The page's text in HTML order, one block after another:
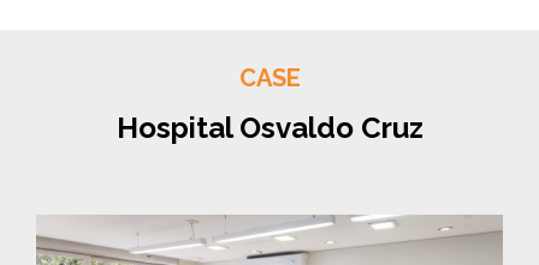
CASE
Hospital Osvaldo Cruz